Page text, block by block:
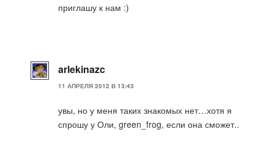
приглашу к нам :)
arlekinazc
11 АПРЕЛЯ 2012 В 13:43
увы, но у меня таких знакомых нет…хотя я
спрошу у Оли, green_frog, если она сможет..